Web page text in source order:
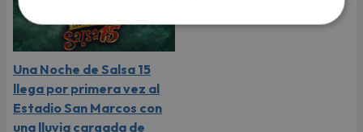
Una Noche de Salsa 15
llega por primera vez al
Estadio San Marcos con
una lluvia cargada de